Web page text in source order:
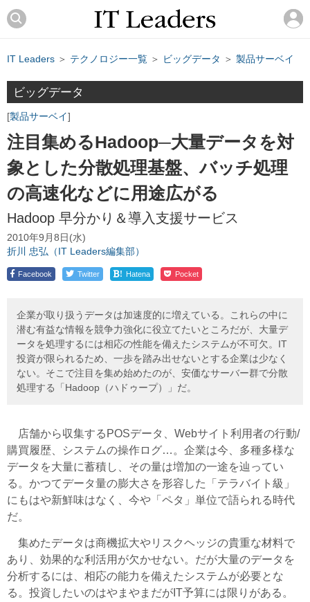
IT Leaders ＞ テクノロジー一覧 ＞ ビッグデータ ＞ 製品サーベイ
ビッグデータ
製品サーベイ
注目集めるHadoop─大量データを対
象とした分散処理基盤、バッチ処理
の高速化などに用途広がる
Hadoop 早分かり＆導入支援サービス
2010年9月8日(水)
折川 忠弘（IT Leaders編集部）
Facebook Twitter ! Hatena Pocket
企業が取り扱うデータは加速度的に増えている。これらの中に
潜む有益な情報を競争力強化に役立てたいところだが、大量デ
ータを処理するには相応の性能を備えたシステムが不可欠。IT
投資が限られるため、一歩を踏み出せないとする企業は少なく
ない。そこで注目を集め始めたのが、安価なサーバー群で分散
処理する「Hadoop（ハドゥープ）」だ。
店舗から収集するPOSデータ、Webサイト利用者の行動/
購買履歴、システムの操作ログ…。企業は今、多種多様な
データを大量に蓄積し、その量は増加の一途を辿ってい
る。かつてデータ量の膨大さを形容した「テラバイト級」
にもはや新鮮味はなく、今や「ペタ」単位で語られる時代
だ。
集めたデータは商機拡大やリスクヘッジの貴重な材料で
あり、効果的な利活用が欠かせない。だが大量のデータを
分析するには、相応の能力を備えたシステムが必要とな
る。投資したいのはやまやまだがIT予算には限りがある。